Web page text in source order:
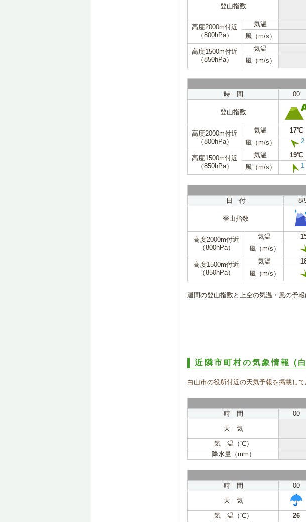
登山指数
高度2000m付近
（800hPa）
気温
風（m/s）
高度1500m付近
（850hPa）
気温
風（m/s）
時 間
00
登山指数
高度2000m付近
（800hPa）
気温 17℃
風（m/s）
2
高度1500m付近
（850hPa）
気温 19℃
風（m/s）
1
日 付
8/
登山指数
高度2000m付近
（800hPa）
気温
風（m/s）
高度1500m付近
（850hPa）
気温
風（m/s）
週間の登山指数と上空の気温・風の予
近隣市町村の気象情報 (
白山市の役所付近の天気予報を掲載し
時 間
00
天 気
気 温（℃）
降水量（mm）
時 間
00
天 気
気 温（℃）
26